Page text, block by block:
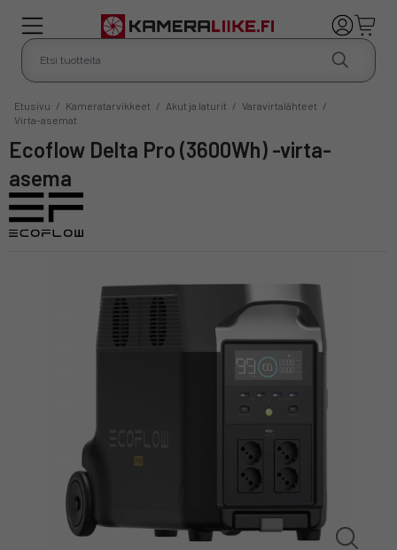
Etusivu / Kameratarvikkeet / Akut ja laturit / Varavirtalähteet /
Virta-asemat
Ecoflow Delta Pro (3600Wh) -virta-
asema